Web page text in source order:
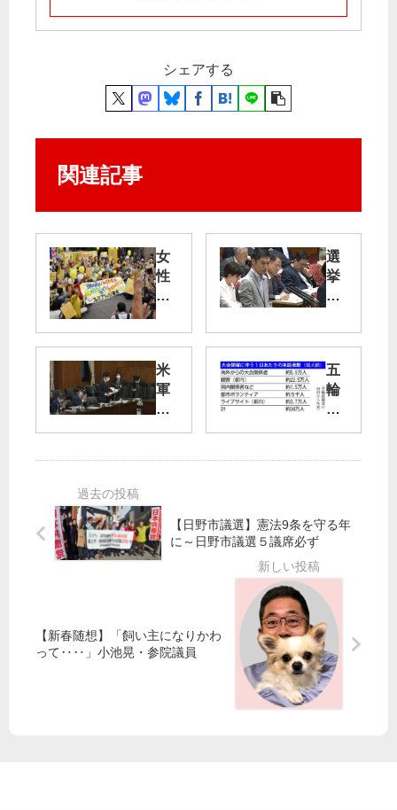
シェアする
関連記事
女
性
の
で
治
変
え
よ
選
挙
Ｓ
Ｓ
制
へ
米
軍
汚
せ
よ
参
院
山
五
輪
来
万
催
都
感
染
【日野市議選】憲法9条を守る年
に～日野市議選５議席必ず
【新春随想】「飼い主になりかわ
って‥‥」小池晃・参院議員